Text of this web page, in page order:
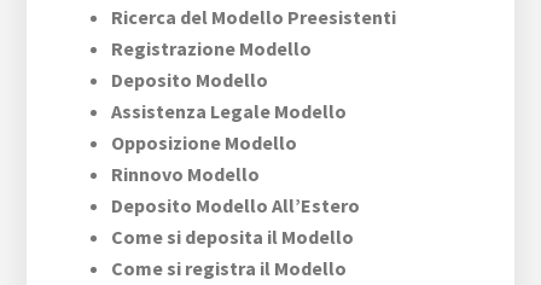
Ricerca del Modello Preesistenti
Registrazione Modello
Deposito Modello
Assistenza Legale Modello
Opposizione Modello
Rinnovo Modello
Deposito Modello All’Estero
Come si deposita il Modello
Come si registra il Modello